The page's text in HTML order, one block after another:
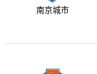
南京城市